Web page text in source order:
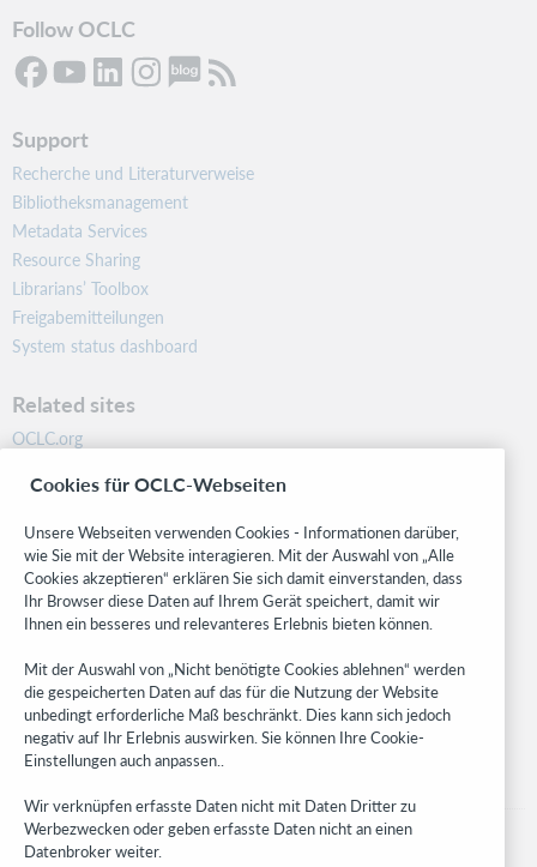
Follow OCLC
Support
Recherche und Literaturverweise
Bibliotheksmanagement
Metadata Services
Resource Sharing
Librarians’ Toolbox
Freigabemitteilungen
System status dashboard
Related sites
OCLC.org
Community
Research
WebJunction
Developer Network
Stay in the know.
Get the latest product updates, research, events, and much more—
right to your inbox.
Subscribe now
Cookies für OCLC-Webseiten
Unsere Webseiten verwenden Cookies - Informationen darüber,
wie Sie mit der Website interagieren. Mit der Auswahl von „Alle
Cookies akzeptieren“ erklären Sie sich damit einverstanden, dass
Ihr Browser diese Daten auf Ihrem Gerät speichert, damit wir
Ihnen ein besseres und relevanteres Erlebnis bieten können.
Mit der Auswahl von „Nicht benötigte Cookies ablehnen“ werden
die gespeicherten Daten auf das für die Nutzung der Website
unbedingt erforderliche Maß beschränkt. Dies kann sich jedoch
negativ auf Ihr Erlebnis auswirken. Sie können Ihre Cookie-
Einstellungen auch anpassen..
Wir verknüpfen erfasste Daten nicht mit Daten Dritter zu
Werbezwecken oder geben erfasste Daten nicht an einen
Datenbroker weiter.